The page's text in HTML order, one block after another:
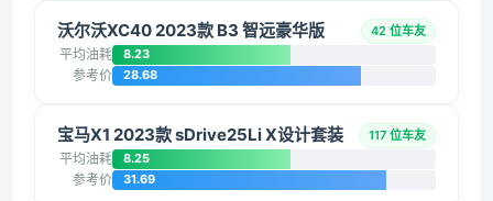
沃尔沃XC40 2023款 B3 智远豪华版 42 位车友
平均油耗 8.23
参考价 28.68
宝马X1 2023款 sDrive25Li X设计套装 117 位车友
平均油耗 8.25
参考价 31.69